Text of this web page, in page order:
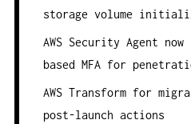
storage volume
AWS Security Agent
based MFA for
AWS Transform for
post-launch actions